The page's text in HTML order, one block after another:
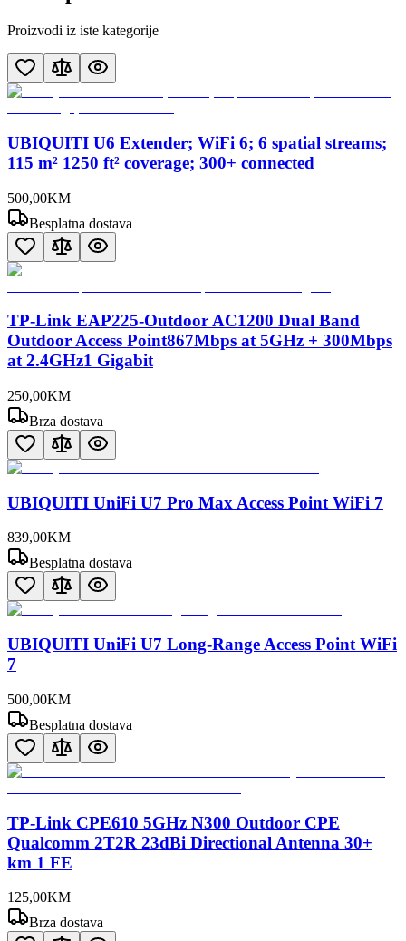
Proizvodi iz iste kategorije
UBIQUITI U6 Extender; WiFi 6; 6 spatial streams;
115 m² 1250 ft² coverage; 300+ connected
500,00KM
Besplatna dostava
TP-Link EAP225-Outdoor AC1200 Dual Band
Outdoor Access Point867Mbps at 5GHz + 300Mbps
at 2.4GHz1 Gigabit
250,00KM
Brza dostava
UBIQUITI UniFi U7 Pro Max Access Point WiFi 7
839,00KM
Besplatna dostava
UBIQUITI UniFi U7 Long-Range Access Point WiFi
7
500,00KM
Besplatna dostava
TP-Link CPE610 5GHz N300 Outdoor CPE
Qualcomm 2T2R 23dBi Directional Antenna 30+
km 1 FE
125,00KM
Brza dostava